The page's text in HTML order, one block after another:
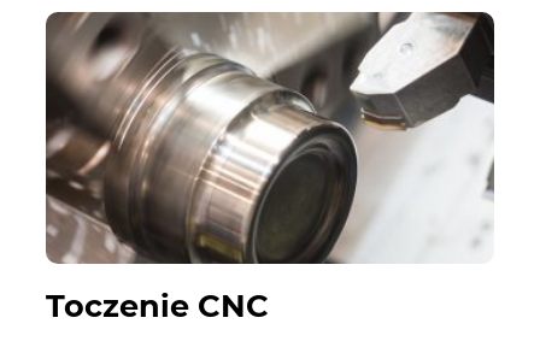
Toczenie CNC